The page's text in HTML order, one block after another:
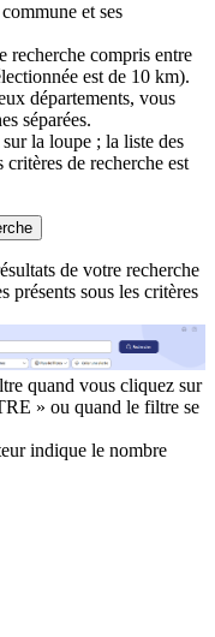
et ses
recherche compris entre
est de 10 km).
départements, vous
séparées.
la loupe ; la liste des
de recherche est
de votre recherche
présents sous les critères
quand vous cliquez sur
» ou quand le filtre se
indique le nombre